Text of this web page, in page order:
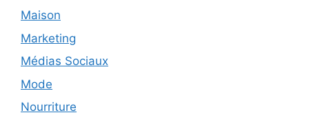
Maison
Marketing
Médias Sociaux
Mode
Nourriture